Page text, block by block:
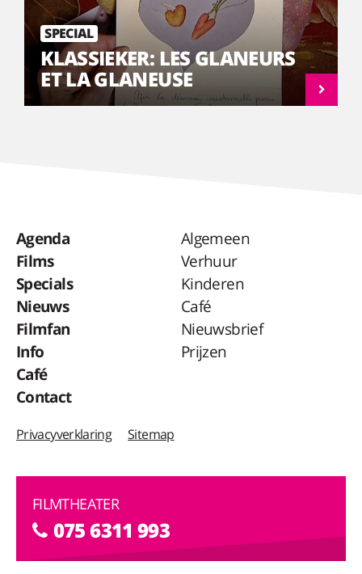
SPECIAL
KLASSIEKER: LES GLANEURS
ET LA GLANEUSE
Agenda
Films
Specials
Nieuws
Filmfan
Info
Café
Contact
Algemeen
Verhuur
Kinderen
Café
Nieuwsbrief
Prijzen
Privacyverklaring Sitemap
FILMTHEATER
075 6311 993